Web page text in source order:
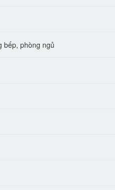
bếp, phòng ngủ